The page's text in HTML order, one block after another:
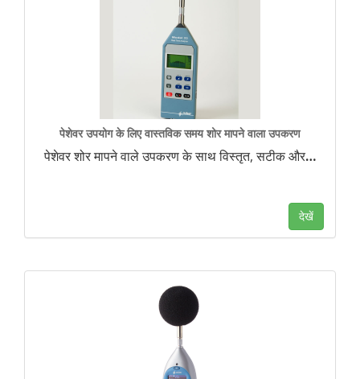
पेशेवर उपयोग के लिए वास्तविक समय शोर मापने वाला उपकरण
पेशेवर शोर मापने वाले उपकरण के साथ विस्तृत, सटीक और…
देखें